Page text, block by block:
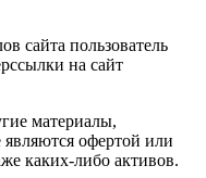
сайта пользователь
на сайт
материалы,
офертой или
каких-либо активов.